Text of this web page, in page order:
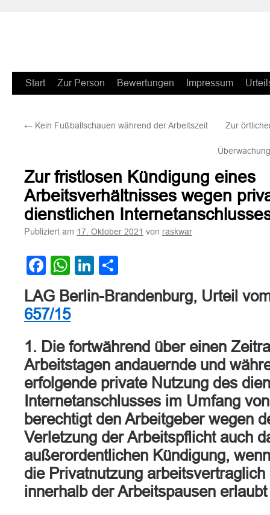
Zum
springen
Start Zur Person Bewertungen Impressum
← Kein Fußballschauen während der Arbeitszeit Zur
Zur fristlosen Kündigung eines
Arbeitsverhältnisses wegen
dienstlichen
Publiziert am 17. Oktober 2021 von raskwar
Facebook
WhatsApp
LinkedIn
LAG Berlin-Brandenburg, Urteil
657/15
1. Die fortwährend über einen
Arbeitstagen andauernde und
erfolgende private Nutzung des
Internetanschlusses im Umfang
berechtigt den Arbeitgeber wegen
Verletzung der Arbeitspflicht auch
außerordentlichen Kündigung,
die Privatnutzung
innerhalb der Arbeitspausen